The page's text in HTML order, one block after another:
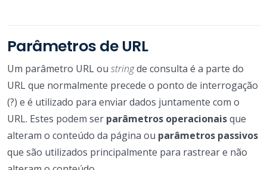
Parâmetros de URL
Um parâmetro URL ou stringde consulta é a parte do
URL que normalmente precede o ponto de interrogação
(?) e é utilizado para enviar dados juntamente com o
URL. Estes podem ser parâmetros operacionaisque
alteram o conteúdo da página ou parâmetros passivos
que são utilizados principalmente para rastrear e não